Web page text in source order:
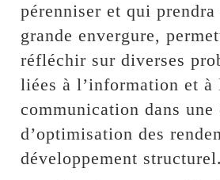
pérenniser et qui prendra
grande envergure,
réfléchir sur diverses
liées à l’information et à
communication dans une
d’optimisation des
développement structurel.